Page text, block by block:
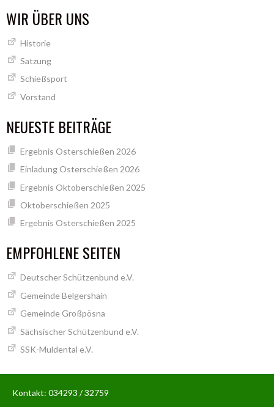
WIR ÜBER UNS
Historie
Satzung
Schießsport
Vorstand
NEUESTE BEITRÄGE
Ergebnis Osterschießen 2026
Einladung Osterschießen 2026
Ergebnis Oktoberschießen 2025
Oktoberschießen 2025
Ergebnis Osterschießen 2025
EMPFOHLENE SEITEN
Deutscher Schützenbund e.V.
Gemeinde Belgershain
Gemeinde Großpösna
Sächsischer Schützenbund e.V.
SSK-Muldental e.V.
Kontakt: 034293 / 32759